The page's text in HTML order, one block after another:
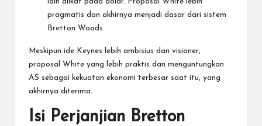
pragmatis dan akhirnya menjadi dasar dari sistem
Bretton Woods.
Meskipun ide Keynes lebih ambisius dan visioner,
proposal White yang lebih praktis dan menguntungkan
AS sebagai kekuatan ekonomi terbesar saat itu, yang
akhirnya diterima.
Isi Perjanjian Bretton